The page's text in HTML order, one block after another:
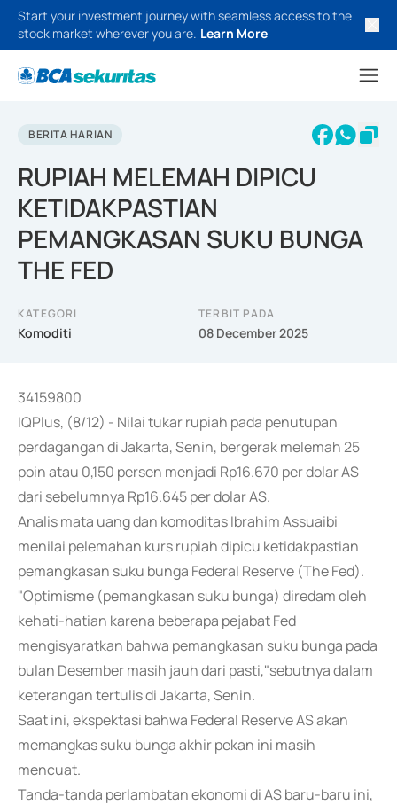
Start your investment journey with seamless access to the
stock market wherever you are. Learn More
BERITA HARIAN
RUPIAH MELEMAH DIPICU
KETIDAKPASTIAN
PEMANGKASAN SUKU BUNGA
THE FED
KATEGORI
Komoditi
TERBIT PADA
08 December 2025
34159800
IQPlus, (8/12) - Nilai tukar rupiah pada penutupan
perdagangan di Jakarta, Senin, bergerak melemah 25
poin atau 0,150 persen menjadi Rp16.670 per dolar AS
dari sebelumnya Rp16.645 per dolar AS.
Analis mata uang dan komoditas Ibrahim Assuaibi
menilai pelemahan kurs rupiah dipicu ketidakpastian
pemangkasan suku bunga Federal Reserve (The Fed).
"Optimisme (pemangkasan suku bunga) diredam oleh
kehati-hatian karena beberapa pejabat Fed
mengisyaratkan bahwa pemangkasan suku bunga pada
bulan Desember masih jauh dari pasti,"sebutnya dalam
keterangan tertulis di Jakarta, Senin.
Saat ini, ekspektasi bahwa Federal Reserve AS akan
memangkas suku bunga akhir pekan ini masih
mencuat.
Tanda-tanda perlambatan ekonomi di AS baru-baru ini,